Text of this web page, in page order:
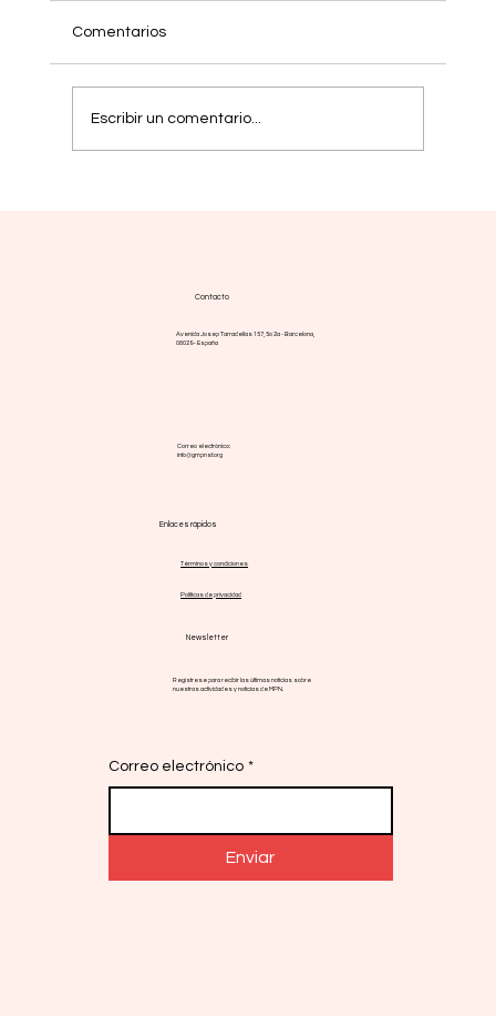
Comentarios
Escribir un comentario...
Newsletter
Regístrese para recibir las últimas noticias sobre
nuestras actividades y noticias de MPN.
Correo electrónico *
Enviar
Contacto
Avenida Josep Tarradellas 157, 5o 2a - Barcelona,
08029 - España
Correo electrónico:
info@gmpnsf.org
Enlaces rápidos
Términos y condiciones
Políticas de privacidad